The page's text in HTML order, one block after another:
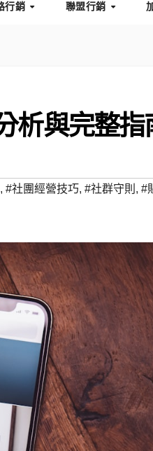
行銷 聯盟行銷
析與完整指
, #社團經營技巧, #社群守則 , #